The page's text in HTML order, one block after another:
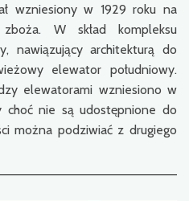
wzniesiony w 1929 roku na
W skład kompleksu
nawiązujący architekturą do
elewator południowy.
elewatorami wzniesiono w
choć nie są udostępnione do
można podziwiać z drugiego